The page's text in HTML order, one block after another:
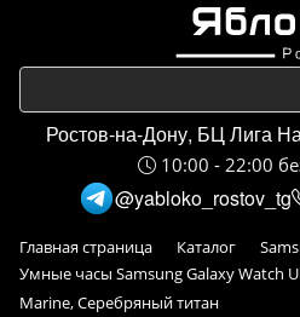
Ростов-на-Дону, БЦ Лига
10:00 - 22:00
@yabloko_rostov_tg
Главная страница Каталог
Умные часы Samsung Galaxy Watch
Marine, Серебряный титан